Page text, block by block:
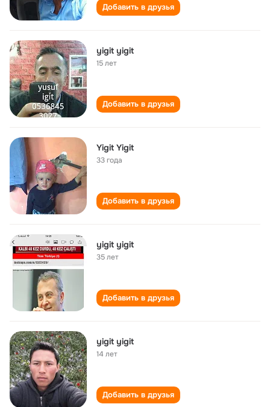
Добавить в друзья
yigit yigit
15 лет
Добавить в друзья
Yigit Yigit
33 года
Добавить в друзья
yigit yigit
35 лет
Добавить в друзья
yigit yigit
14 лет
Добавить в друзья